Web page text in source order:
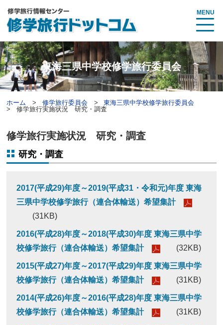
MENU
東海三県中学校修学旅行委員会
ホーム 修学旅行委員会
東海三県中学校修学旅行委員会
修学旅行実施状況 研究・調査
修学旅行実施状況 研究・調査
研究・調査
2017(平成29)年度～2019(平成31・令和元)年度 東海
三県中学校修学旅行（連合体輸送）希望集計
(31KB)
2016(平成28)年度～2018(平成30)年度 東海三県中学
校修学旅行（連合体輸送）希望集計
(32KB)
2015(平成27)年度～2017(平成29)年度 東海三県中学
校修学旅行（連合体輸送）希望集計
(31KB)
2014(平成26)年度～2016(平成28)年度 東海三県中学
校修学旅行（連合体輸送）希望集計
(31KB)